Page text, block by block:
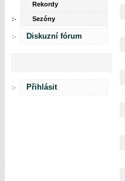
Rekordy
Sezóny
Diskuzní fórum
Přihlásit